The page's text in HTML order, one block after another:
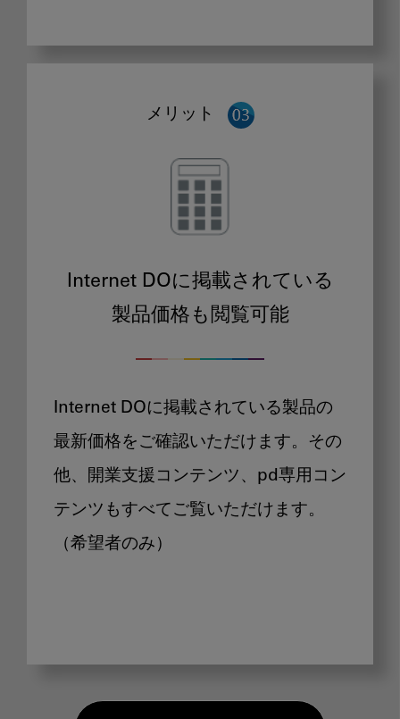
メリット
Internet DOに掲載されている
製品価格も閲覧可能
Internet DOに掲載されている製品の
最新価格をご確認いただけます。その
他、開業支援コンテンツ、pd専用コン
テンツもすべてご覧いただけます。
（希望者のみ）